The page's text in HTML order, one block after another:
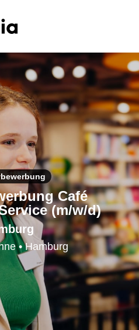
Café
(m/w/d)
• Hamburg